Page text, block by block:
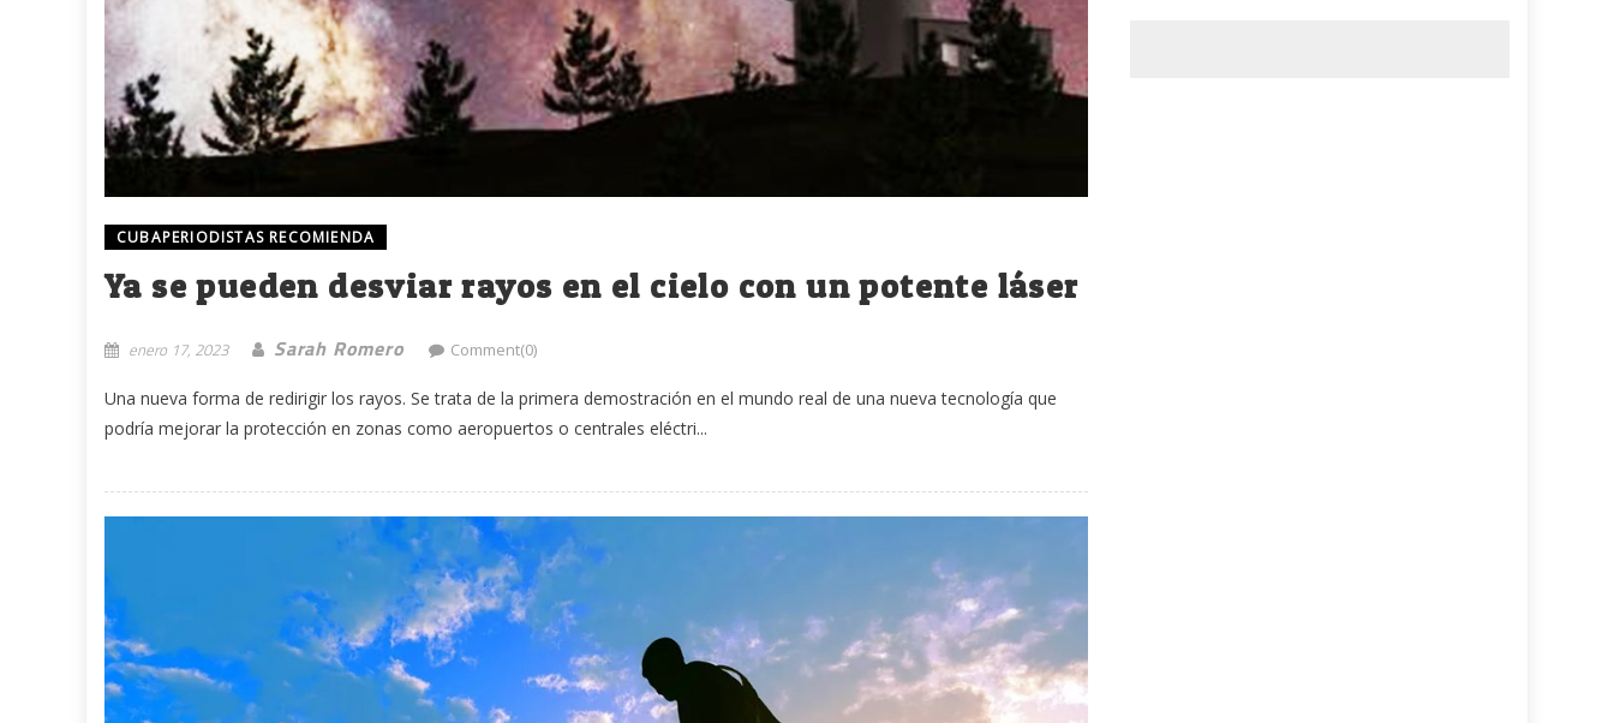
CUBAPERIODISTAS RECOMIENDA
Ya se pueden desviar rayos en el cielo con un potente láser
enero 17, 2023 Sarah Romero Comment(0)
Una nueva forma de redirigir los rayos. Se trata de la primera demostración en el mundo real de una nueva tecnología que
podría mejorar la protección en zonas como aeropuertos o centrales eléctri...